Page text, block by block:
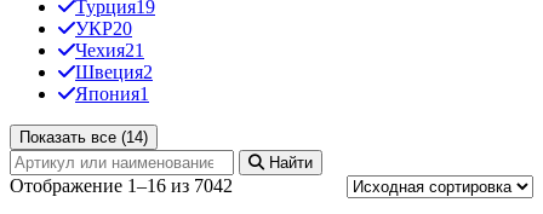
Турция19
УКР20
Чехия21
Швеция2
Япония1
Показать все (14)
Найти
Отображение 1–16 из 7042